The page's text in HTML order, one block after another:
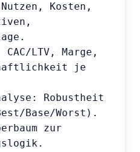
Kosten,
LTV, Marge,
je
Robustheit
Base/Worst).
zur